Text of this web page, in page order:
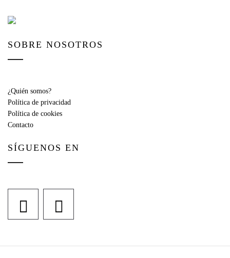
SOBRE NOSOTROS
¿Quién somos?
Política de privacidad
Política de cookies
Contacto
SÍGUENOS EN